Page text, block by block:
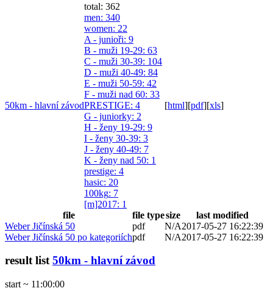
50km - hlavní závod
total: 362
men: 340
women: 22
A - junioři: 9
B - muži 19-29: 63
C - muži 30-39: 104
D - muži 40-49: 84
E - muži 50-59: 42
F - muži nad 60: 33
PRESTIGE: 4
G - juniorky: 2
H - ženy 19-29: 9
I - ženy 30-39: 3
J - ženy 40-49: 7
K - ženy nad 50: 1
prestige: 4
hasic: 20
100kg: 7
[m]2017: 1
[html][pdf][xls]
file file typesize
last modified
Weber Jičínská 50
pdf N/A2017-05-27 16:22:39
Weber Jičínská 50 po kategoriíchpdf N/A2017-05-27 16:22:39
result list50km - hlavní závod
start ~ 11:00:00